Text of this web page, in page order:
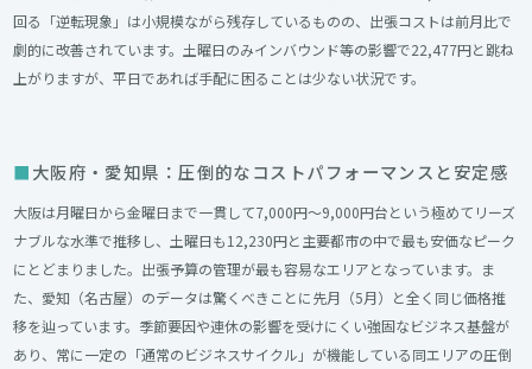
回る「逆転現象」は小規模ながら残存しているものの、出張コストは前月比で
劇的に改善されています。土曜日のみインバウンド等の影響で22,477円と跳ね
上がりますが、平日であれば手配に困ることは少ない状況です。
大阪府・愛知県：圧倒的なコストパフォーマンスと安定感
大阪は月曜日から金曜日まで一貫して7,000円〜9,000円台という極めてリーズ
ナブルな水準で推移し、土曜日も12,230円と主要都市の中で最も安価なピーク
にとどまりました。出張予算の管理が最も容易なエリアとなっています。ま
た、愛知（名古屋）のデータは驚くべきことに先月（5月）と全く同じ価格推
移を辿っています。季節要因や連休の影響を受けにくい強固なビジネス基盤が
あり、常に一定の「通常のビジネスサイクル」が機能している同エリアの圧倒